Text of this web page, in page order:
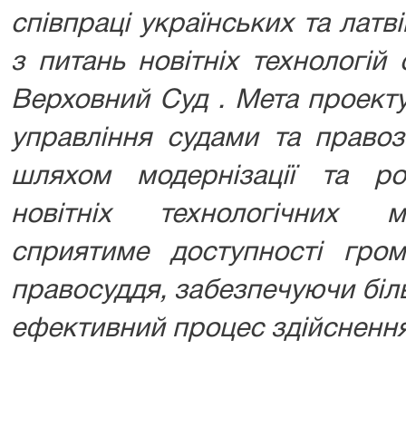
співпраці українських та
з питань новітніх
Верховний Суд . Мета
управління судами та
шляхом модернізації та
новітніх технологічних
сприятиме доступності
правосуддя, забезпечуючи
ефективний процес